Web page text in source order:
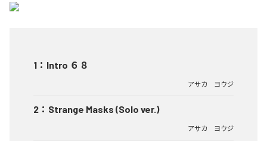
1 ： Intro ６８
アサカ ヨウジ
2 ： Strange Masks (Solo ver.)
アサカ ヨウジ